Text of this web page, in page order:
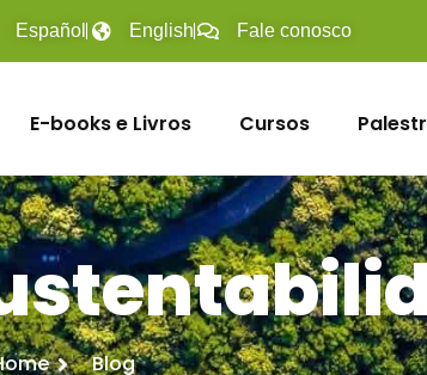
Español English Fale conosco
E-books e Livros Cursos
Blog